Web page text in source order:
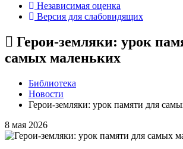
Независимая оценка
Версия для слабовидящих
Герои-земляки: урок
самых маленьких
Библиотека
Новости
Герои-земляки: урок памяти для
8 мая 2026